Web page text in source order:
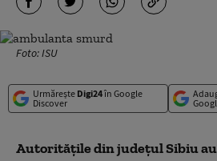
Foto: ISU
Urmărește Digi24în Google
Discover
Autorităţile din judeţul Sibiu